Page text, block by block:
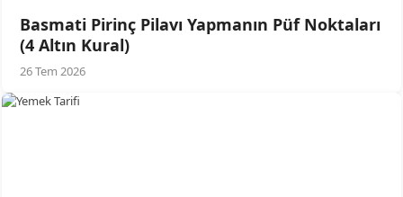
Basmati Pirinç Pilavı Yapmanın Püf Noktaları
(4 Altın Kural)
26 Tem 2026